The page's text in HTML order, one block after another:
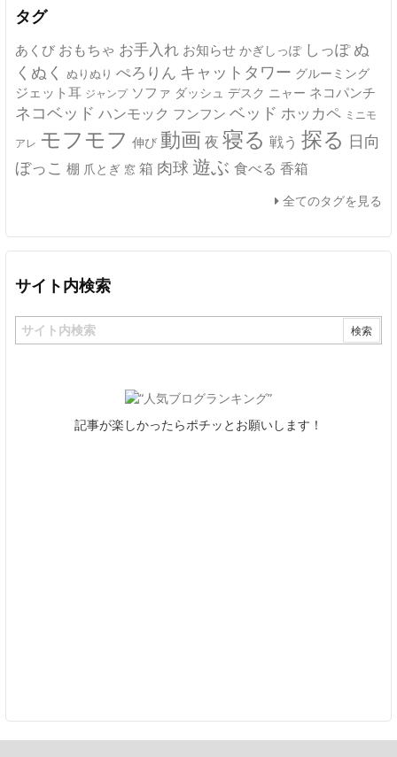
タグ
あくび おもちゃ お手入れ お知らせ かぎしっぽ しっぽ ぬ
くぬく ぬりぬり ぺろりん キャットタワー グルーミング
ジェット耳 ジャンプ ソファ ダッシュ デスク ニャー ネコパンチ
ネコベッド ハンモック フンフン ベッド ホッカペ ミニモ
アレ モフモフ 伸び 動画 夜 寝る 戦う 探る 日向
ぼっこ 棚 爪とぎ 窓 箱 肉球 遊ぶ 食べる 香箱
全てのタグを見る
サイト内検索
記事が楽しかったらポチッとお願いします！